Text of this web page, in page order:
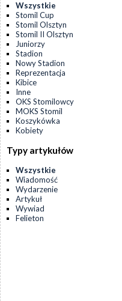
Wszystkie
Stomil Cup
Stomil Olsztyn
Stomil II Olsztyn
Juniorzy
Stadion
Nowy Stadion
Reprezentacja
Kibice
Inne
OKS Stomilowcy
MOKS Stomil
Koszykówka
Kobiety
Typy artykułów
Wszystkie
Wiadomość
Wydarzenie
Artykuł
Wywiad
Felieton